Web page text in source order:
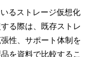
るストレージ仮想化
る際は、既存ストレ
性、サポート体制を
を資料で比較するこ